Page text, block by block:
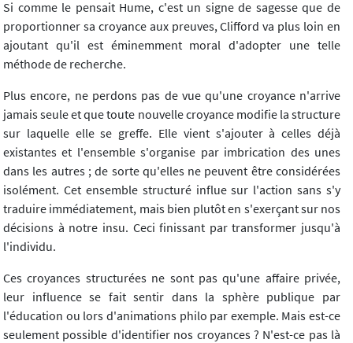
Si comme le pensait Hume, c'est un signe de sagesse que de
proportionner sa croyance aux preuves, Clifford va plus loin en
ajoutant qu'il est éminemment moral d'adopter une telle
méthode de recherche.
Plus encore, ne perdons pas de vue qu'une croyance n'arrive
jamais seule et que toute nouvelle croyance modifie la structure
sur laquelle elle se greffe. Elle vient s'ajouter à celles déjà
existantes et l'ensemble s'organise par imbrication des unes
dans les autres ; de sorte qu'elles ne peuvent être considérées
isolément. Cet ensemble structuré influe sur l'action sans s'y
traduire immédiatement, mais bien plutôt en s'exerçant sur nos
décisions à notre insu. Ceci finissant par transformer jusqu'à
l'individu.
Ces croyances structurées ne sont pas qu'une affaire privée,
leur influence se fait sentir dans la sphère publique par
l'éducation ou lors d'animations philo par exemple. Mais est-ce
seulement possible d'identifier nos croyances ? N'est-ce pas là